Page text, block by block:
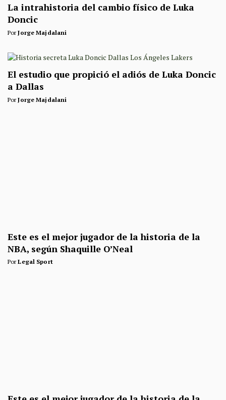
La intrahistoria del cambio físico de Luka
Doncic
PorJorge Majdalani
El estudio que propició el adiós de Luka Doncic
a Dallas
PorJorge Majdalani
Este es el mejor jugador de la historia de la
NBA, según Shaquille O’Neal
PorLegal Sport